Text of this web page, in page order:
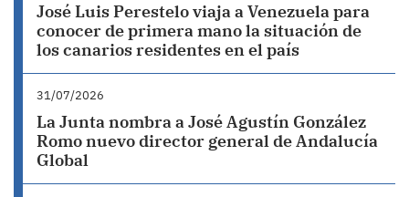
José Luis Perestelo viaja a Venezuela para
conocer de primera mano la situación de
los canarios residentes en el país
31/07/2026
La Junta nombra a José Agustín González
Romo nuevo director general de Andalucía
Global